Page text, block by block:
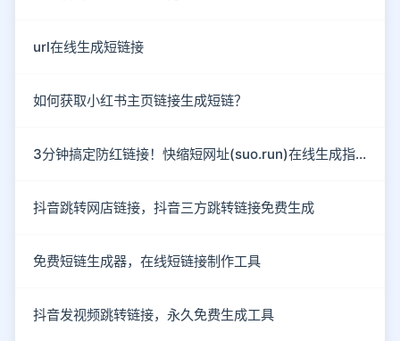
url在线生成短链接
如何获取小红书主页链接生成短链？
3分钟搞定防红链接！快缩短网址(suo.run)在线生成指南
抖音跳转网店链接，抖音三方跳转链接免费生成
免费短链生成器，在线短链接制作工具
抖音发视频跳转链接，永久免费生成工具